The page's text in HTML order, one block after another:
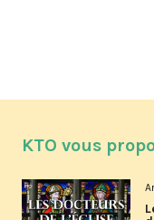
KTO vous